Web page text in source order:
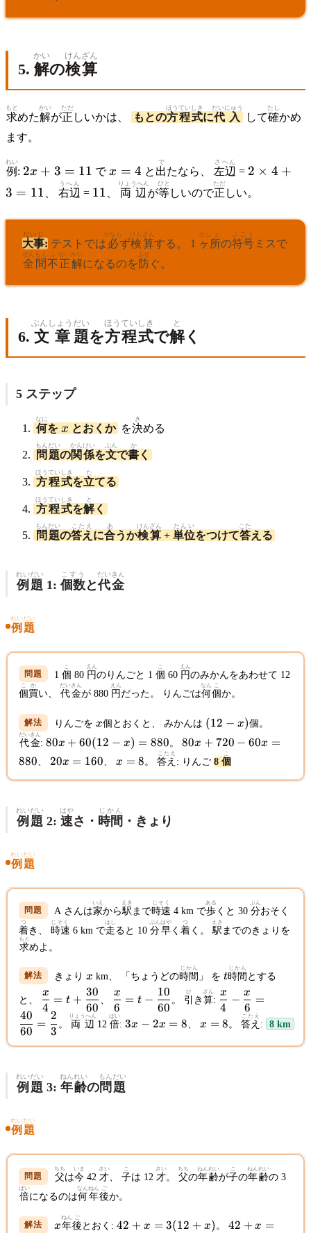
=
5. 解
かい
の検算
けんざん
求
もと
めた解
かい
が正
ただ
しいかは、 もとの方程式
ほうていしき
に代入
だいにゅう
して確
たし
かめ
ます。
例
れい
: 2x
3
11
2x + 3 = 11 でx
=
4
x = 4 と 出
で
たなら、 左辺
さへん
= 2
4 + 3
2 × 4 +
3 = 11 右辺
うへん
= 11
11 両辺
りょうへん
が等
ひと
しいので正
ただ
しい。
大事
だいじ
: テストでは 必
かなら
ず検算
けんざん
する。 1 ヶ所
かしょ
の符号
ふごう
ミスで
全
ぜん
問
もん
不
ふ
正解
せいかい
になるのを 防
ふせ
ぐ。
6. 文章
ぶんしょう
題
だい
を方程式
ほうていしき
で解
と
く
5 ステップ
何
なに
を x
x とおくか を決
き
める
問題
もんだい
の関係
かんけい
を文
ぶん
で書
か
く
方程式
ほうていしき
を立
た
てる
方程式
ほうていしき
を解
と
く
問題
もんだい
の答え
こたえ
に合
あ
うか検算
けんざん
+ 単位
たんい
をつけて答
こた
える
例題
れいだい
1: 個数
こすう
と代金
だいきん
例題
れいだい
1個
こ
80 円
えん
のりんごと 1個
こ
60 円
えん
のみかんをあわせて 12
個
こ
買
か
い、 代金
だいきん
が 880 円
えん
だった。 りんごは何
なん
個
こ
か。
りんごをx
x個とおくと、 みかんは (12
x)
(12 − x)個。
代金
だいきん
: 80x
+
60(12
- x) =
80x + 60(12 − x) = 880 。 80x
+
720
-
80x + 720 − 60x =
880
20x
160
20x = 160
x
8
x = 8 。答え
こたえ
: りんご8個
こ
例題
れいだい
2: 速
はや
さ・ 時間
じかん
・きょり
例題
れいだい
A さんは家
いえ
から駅
えき
まで時速
じそく
4 km で歩
ある
くと 30分
ぶん
おそく
着
つ
き、 時速
じそく
6 km で走
はし
ると 10 分
ぶん
早
はや
く 着
つ
く。 駅
えき
までのきょりを
求
もと
めよ。
きょりx
x km、 「ちょうどの時間
じかん
」 をt
t時間
じかん
とする
と、
\dfrac{x}
{4} = t +
\dfrac{30}
{60}
4
x
= t +
60
30
、
\dfrac{x}
{6} = t -
\dfrac{10}
6
x
= t −
60
10
。 引
ひ
き 算
ざん
: \dfrac{x}
{4} -
\dfrac{x}
\dfrac{40}
4
x
−
6
x
=
60
40
=
3
2
。 両辺
りょうへん
12倍
ばい
:3x
-
2x
8
3x − 2x = 8 、x
=
8
x = 8 。答え
こたえ
: 8 km
例題
れいだい
3: 年齢
ねんれい
の問題
もんだい
例題
れいだい
父
ちち
は今
いま
42 才
さい
、子
こ
は 12 才
さい
。父
ちち
の年齢
ねんれい
が子
こ
の年齢
ねんれい
の 3
倍
ばい
になるのは何
なん
年
ねん
後
ご
か。
x
x年
ねん
後
ご
とおく:42
42 + x = 3(12 + x) 。 42
42 + x =